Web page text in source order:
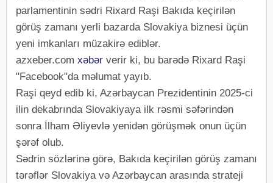
parlamentinin sədri Rixard Raşi Bakıda keçirilən
görüş zamanı yerli bazarda Slovakiya biznesi üçün
yeni imkanları müzakirə ediblər.
azxeber.com xəbər verir ki, bu barədə Rixard Raşi
"Facebook"da məlumat yayıb.
Raşi qeyd edib ki, Azərbaycan Prezidentinin 2025-ci
ilin dekabrında Slovakiyaya ilk rəsmi səfərindən
sonra İlham Əliyevlə yenidən görüşmək onun üçün
şərəf olub.
Sədrin sözlərinə görə, Bakıda keçirilən görüş zamanı
tərəflər Slovakiya və Azərbaycan arasında strateji